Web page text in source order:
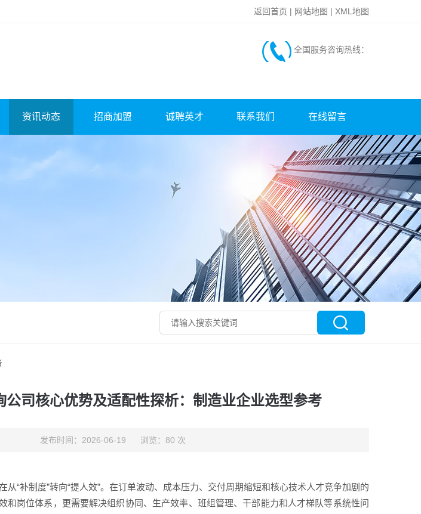
返回首页 | 网站地图 | XML地图
全国服务咨询热线：
资讯动态 招商加盟 诚聘英才 联系我们 在线留言
公司核心优势及适配性探析：制造业企业选型参考
发布时间：2026-06-19 浏览：80 次
从“补制度”转向“提人效”。在订单波动、成本压力、交付周期缩短和核心技术人才竞争加剧的
和岗位体系，更需要解决组织协同、生产效率、班组管理、干部能力和人才梯队等系统性问